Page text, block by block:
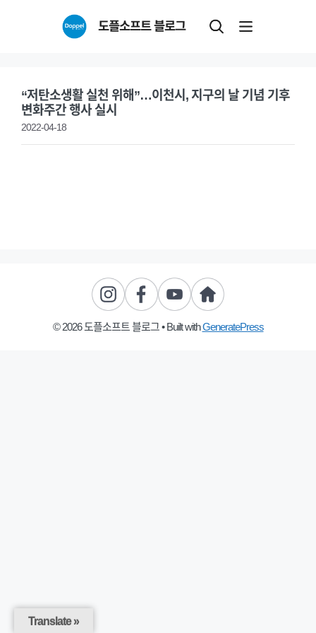
도플소프트 블로그
“저탄소생활 실천 위해”…이천시, 지구의 날 기념 기후
변화주간 행사 실시
2022-04-18
© 2026 도플소프트 블로그• Built withGeneratePress
Translate »